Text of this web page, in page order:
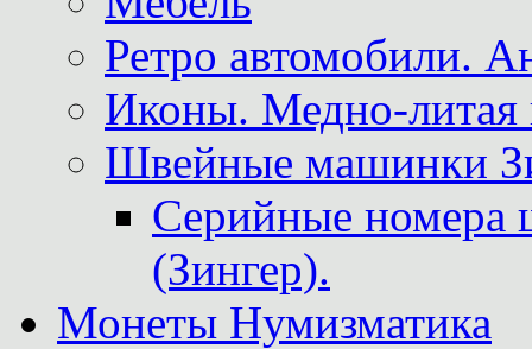
Ретро автомобили.
Иконы. Медно-литая
Швейные машинки
Серийные
(Зингер).
Монеты Нумизматика